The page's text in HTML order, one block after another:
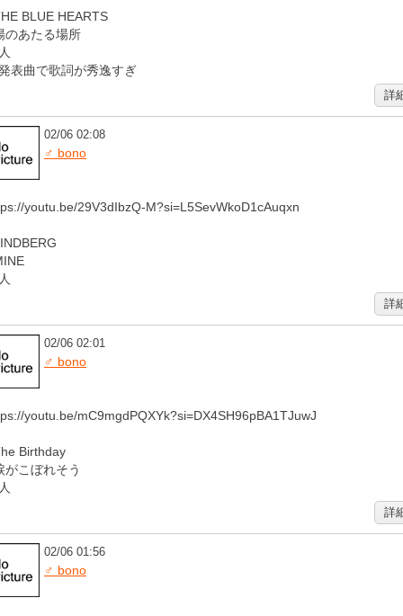
BLUE HEARTS
のあたる場所
表曲で歌詞が秀逸すぎ
詳
02/06 02:08
♂ bono
youtu.be/29V3dIbzQ-M?si=L5SevWkoD1cAuqxn
詳
02/06 02:01
♂ bono
youtu.be/mC9mgdPQXYk?si=DX4SH96pBA1TJuwJ
Birthday
がこぼれそう
詳
02/06 01:56
♂ bono